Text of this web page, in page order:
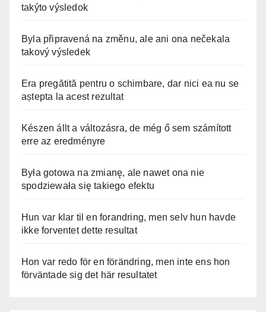
takýto výsledok
Byla připravená na změnu, ale ani ona nečekala
takový výsledek
Era pregătită pentru o schimbare, dar nici ea nu se
aștepta la acest rezultat
Készen állt a változásra, de még ő sem számított
erre az eredményre
Była gotowa na zmianę, ale nawet ona nie
spodziewała się takiego efektu
Hun var klar til en forandring, men selv hun havde
ikke forventet dette resultat
Hon var redo för en förändring, men inte ens hon
förväntade sig det här resultatet